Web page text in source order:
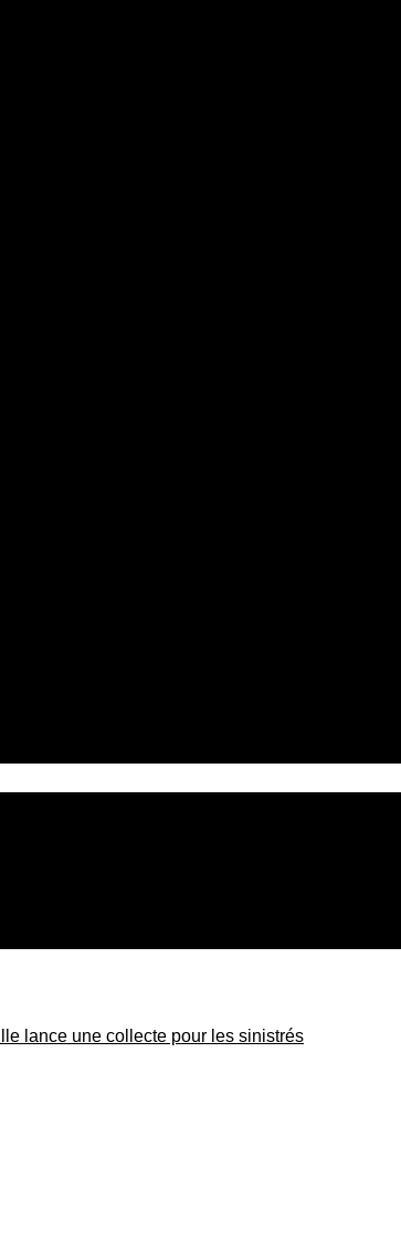
lance une collecte pour les sinistrés